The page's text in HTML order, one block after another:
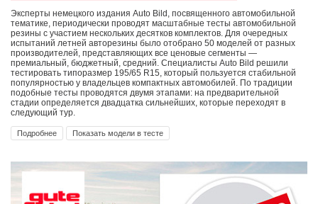
Эксперты немецкого издания Auto Bild, посвященного автомобильной
тематике, периодически проводят масштабные тесты автомобильной
резины с участием нескольких десятков комплектов. Для очередных
испытаний летней авторезины было отобрано 50 моделей от разных
производителей, представляющих все ценовые сегменты —
премиальный, бюджетный, средний. Специалисты Auto Bild решили
тестировать типоразмер 195/65 R15, который пользуется стабильной
популярностью у владельцев компактных автомобилей. По традиции
подобные тесты проводятся двумя этапами: на предварительной
стадии определяется двадцатка сильнейших, которые переходят в
следующий тур.
Подробнее Показать модели в тесте